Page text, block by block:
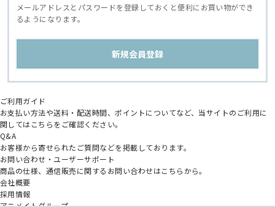
メールアドレスとパスワードを登録しておくと便利にお買い物ができ
るようになります。
ご利用ガイド
お支払い方法や送料・配送時間、ポイントについてなど、当サイトのご利用に
関してはこちらをご確認ください。
Q&A
お客様から寄せられたご質問などを掲載しております。
お問い合わせ・ユーザーサポート
商品の仕様、通信販売に関するお問い合わせはこちらから。
会社概要
採用情報